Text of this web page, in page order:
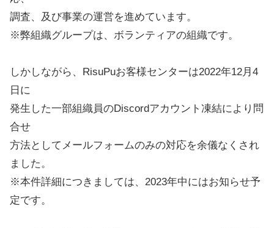
調査、及び事業の運営を進めています。
※弊組織グループは、ボランティアの組織です。
しかしながら、RisuPuお客様センターは2022年12月4
日に
発生した一部組織員のDiscordアカウント凍結により問
合せ
方法としてメールフォームのみの対応を余儀なくされ
ました。
※本件詳細につきましては、2023年中にはお知らせ予
定です。